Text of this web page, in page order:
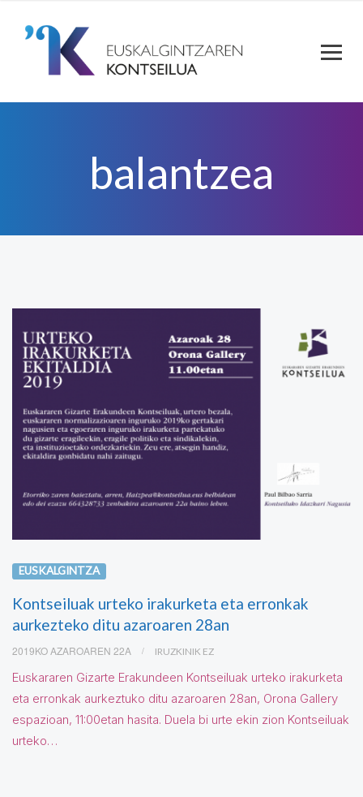
balantzea
EUSKALGINTZA
Kontseiluak urteko irakurketa eta erronkak
aurkezteko ditu azaroaren 28an
2019KO AZAROAREN 22A IRUZKINIK EZ
Euskararen Gizarte Erakundeen Kontseiluak urteko irakurketa
eta erronkak aurkeztuko ditu azaroaren 28an, Orona Gallery
espazioan, 11:00etan hasita. Duela bi urte ekin zion Kontseiluak
urteko…